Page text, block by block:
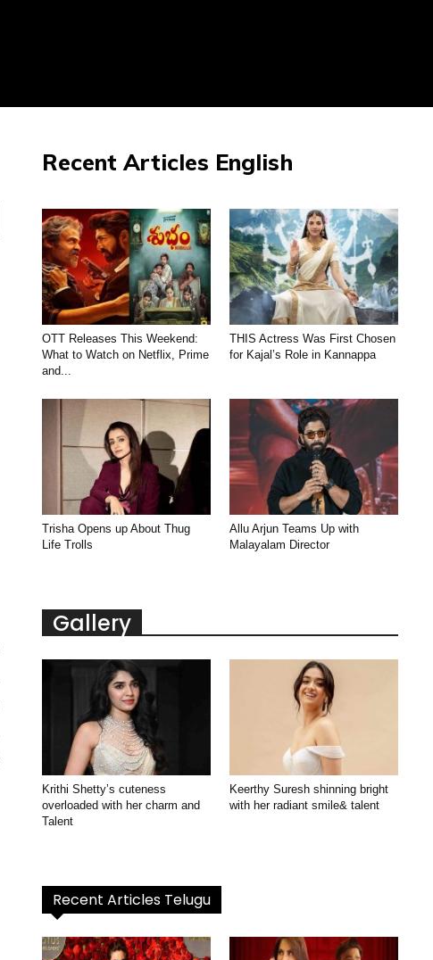
Recent Articles English
OTT Releases This Weekend:
What to Watch on Netflix, Prime
and...
THIS Actress Was First Chosen
for Kajal’s Role in Kannappa
Trisha Opens up About Thug
Life Trolls
Allu Arjun Teams Up with
Malayalam Director
Gallery
Krithi Shetty’s cuteness
overloaded with her charm and
Talent
Keerthy Suresh shinning bright
with her radiant smile& talent
Recent Articles Telugu